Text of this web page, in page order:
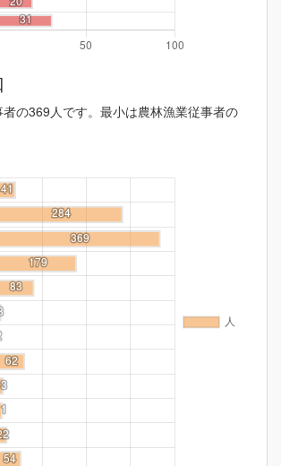
の369人です。最小は農林漁業従事者の